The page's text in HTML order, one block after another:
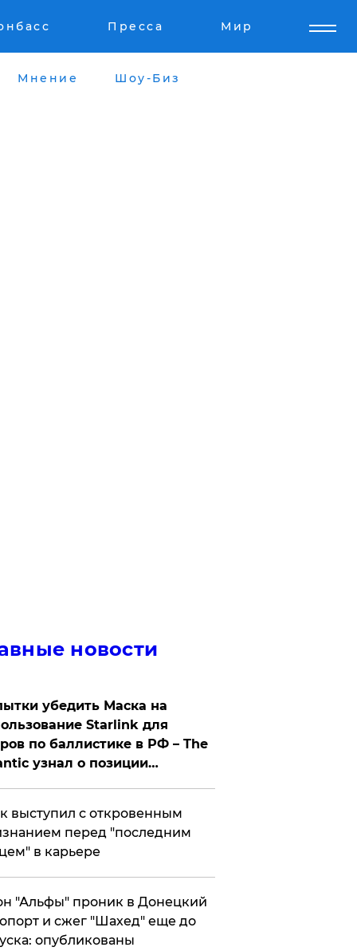
Пресса Мир
Мнение Шоу-Биз
новости
убедить Маска на
Starlink для
по баллистике в РФ – The
узнал о позиции
выступил с откровенным
перед "последним
в карьере
"Альфы" проник в Донецкий
и сжег "Шахед" еще до
опубликованы